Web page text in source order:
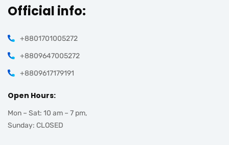
Official info:
+8801701005272
+8809647005272
+8809617179191
Open Hours:
Mon – Sat: 10 am – 7 pm,
Sunday: CLOSED